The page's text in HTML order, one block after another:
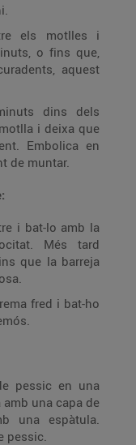
els motlles i
o fins que,
aquest
dins dels
i deixa que
Embolica en
de muntar.
i bat-lo amb la
Més tard
que la barreja
fred i bat-ho
pessic en una
una capa de
una espàtula.
pessic.